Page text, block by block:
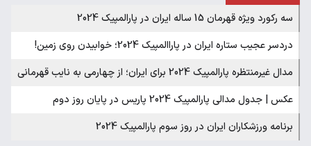
سه رکورد ویژه قهرمان 15 ساله ایران در پارالمپیک 2024
دردسر عجیب ستاره ایران در پاراالمپیک 2024؛ خوابیدن روی زمین!
مدال غیرمنتظره پارالمپیک 2024 برای ایران؛ از چهارمی به نایب قهرمانی
عکس | جدول مدالی پارالمپیک 2024 پاریس در پایان روز دوم
برنامه ورزشکاران ایران در روز سوم پارالمپیک 2024